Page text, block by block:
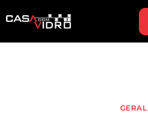
Produtos
GERAL